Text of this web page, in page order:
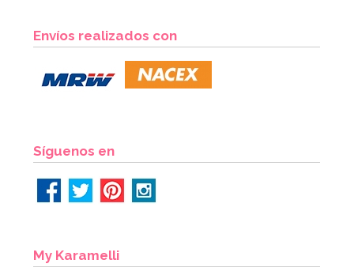
Envíos realizados con
Síguenos en
My Karamelli